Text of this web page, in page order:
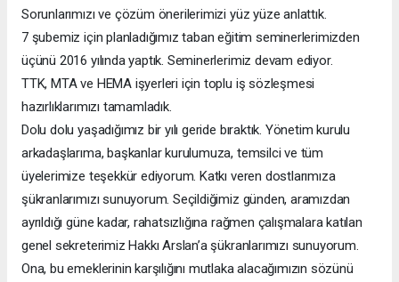
Sorunlarımızı ve çözüm önerilerimizi yüz yüze anlattık.
7 şubemiz için planladığımız taban eğitim seminerlerimizden
üçünü 2016 yılında yaptık. Seminerlerimiz devam ediyor.
TTK, MTA ve HEMA işyerleri için toplu iş sözleşmesi
hazırlıklarımızı tamamladık.
Dolu dolu yaşadığımız bir yılı geride bıraktık. Yönetim kurulu
arkadaşlarıma, başkanlar kurulumuza, temsilci ve tüm
üyelerimize teşekkür ediyorum. Katkı veren dostlarımıza
şükranlarımızı sunuyorum. Seçildiğimiz günden, aramızdan
ayrıldığı güne kadar, rahatsızlığına rağmen çalışmalara katılan
genel sekreterimiz Hakkı Arslan’a şükranlarımızı sunuyorum.
Ona, bu emeklerinin karşılığını mutlaka alacağımızın sözünü